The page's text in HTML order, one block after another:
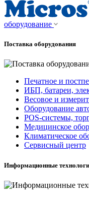
оборудование
Поставка оборудования
Печатное и
ИБП, батареи,
Весовое и
Оборудование
POS-системы,
Медицинское
Климатическое
Сервисный центр
Информационные